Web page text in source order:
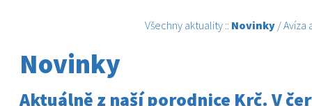
Všechny aktuality :: Novinky /Avíza
Novinky
Aktuálně z naší porodnice Krč. V